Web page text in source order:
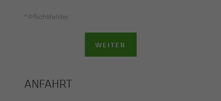
* Pflichtfelder
WEITER
ANFAHRT